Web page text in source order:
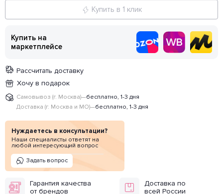
Купить в 1 клик
Купить на
маркетплейсе
Рассчитать доставку
Хочу в подарок
Самовывоз (г. Москва)—бесплатно, 1-3 дня
Доставка (г. Москва и МО)—бесплатно, 1-3 дня
Нуждаетесь в консультации?
Наши специалисты ответят на
любой интересующий вопрос
Задать вопрос
Гарантия качества
от брендов
Доставка по
всей России